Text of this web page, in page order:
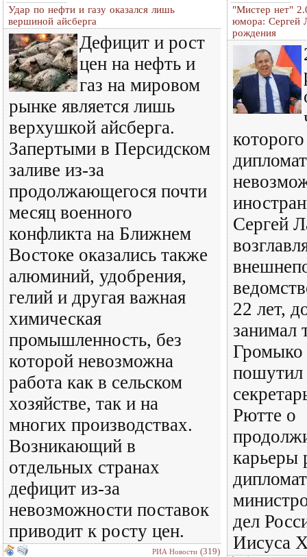
Удар по нефти и газу оказался лишь
вершиной айсберга
Дефицит и рост
цен на нефть и
газ на мировом
рынке является лишь
верхушкой айсберга.
Запертыми в Персидском
заливе из-за
продолжающегося почти
месяц военного
конфликта на Ближнем
Востоке оказались также
алюминий, удобрения,
гелий и другая важная
химическая
промышленность, без
которой невозможна
работа как в сельском
хозяйстве, так и на
многих производствах.
Возникающий в
отдельных странах
дефицит из-за
невозможности поставок
приводит к росту цен.
РИА Новости (319)
"Мистер нет"
юмора: Сергей
рождения
Сергей
22 лет,
занимал
Громыко
пошутил
Рютте о
карьеры
дел
Иисуса